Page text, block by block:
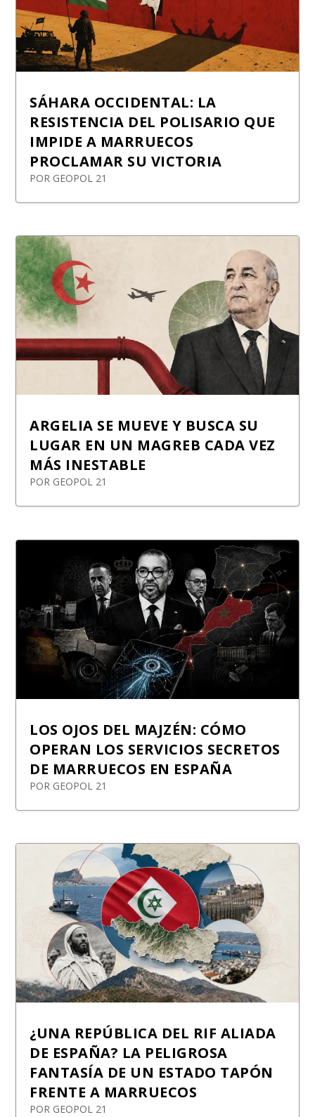
SÁHARA OCCIDENTAL: LA
RESISTENCIA DEL POLISARIO QUE
IMPIDE A MARRUECOS
PROCLAMAR SU VICTORIA
POR GEOPOL 21
ARGELIA SE MUEVE Y BUSCA SU
LUGAR EN UN MAGREB CADA VEZ
MÁS INESTABLE
POR GEOPOL 21
LOS OJOS DEL MAJZÉN: CÓMO
OPERAN LOS SERVICIOS SECRETOS
DE MARRUECOS EN ESPAÑA
POR GEOPOL 21
¿UNA REPÚBLICA DEL RIF ALIADA
DE ESPAÑA? LA PELIGROSA
FANTASÍA DE UN ESTADO TAPÓN
FRENTE A MARRUECOS
POR GEOPOL 21